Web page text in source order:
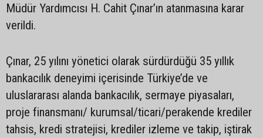
Müdür Yardımcısı H. Cahit Çınar’ın atanmasına karar
verildi.
Çınar, 25 yılını yönetici olarak sürdürdüğü 35 yıllık
bankacılık deneyimi içerisinde Türkiye’de ve
uluslararası alanda bankacılık, sermaye piyasaları,
proje finansmanı/ kurumsal/ticari/perakende krediler
tahsis, kredi stratejisi, krediler izleme ve takip, iştirak